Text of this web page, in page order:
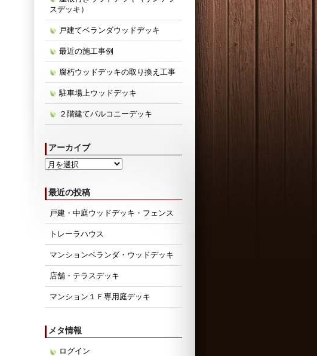
スデッキ）
戸建てベランダウッドデッキ
最近の施工事例
腐朽ウッドデッキの取り換え工事
駐車場上ウッドデッキ
２階建てバルコニーデッキ
アーカイブ
ア
ー
イ
ブ
最近の投稿
戸建・中庭ウッドデッキ・フェンス
トレーラハウス
マンションベランダ・ウッドデッキ
店舗・テラスデッキ
マンション１Ｆ専用庭デッキ
メタ情報
ログイン